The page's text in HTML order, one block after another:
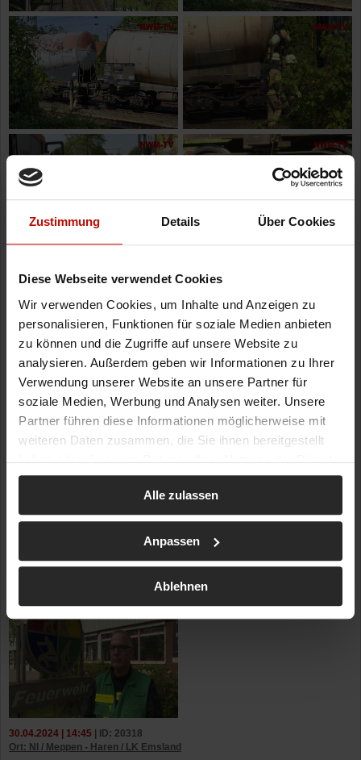
Zustimmung Details Über Cookies
Diese Webseite verwendet Cookies
Wir verwenden Cookies, um Inhalte und Anzeigen zu
personalisieren, Funktionen für soziale Medien anbieten
zu können und die Zugriffe auf unsere Website zu
analysieren. Außerdem geben wir Informationen zu Ihrer
Verwendung unserer Website an unsere Partner für
soziale Medien, Werbung und Analysen weiter. Unsere
Partner führen diese Informationen möglicherweise mit
weiteren Daten zusammen, die Sie ihnen bereitgestellt
haben oder die sie im Rahmen Ihrer Nutzung der Dienste
gesammelt haben.
Alle zulassen
Anpassen
Ablehnen
30.04.2024 | 14:45 | ID: 20318
Ort: NI / Meppen - Haren / LK Emsland